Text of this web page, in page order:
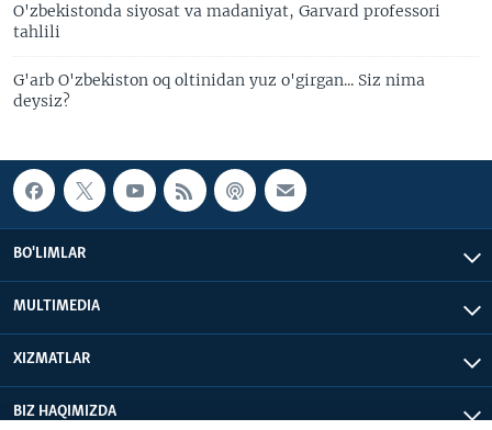
O'zbekistonda siyosat va madaniyat, Garvard professori
tahlili
G'arb O'zbekiston oq oltinidan yuz o'girgan... Siz nima
deysiz?
BO'LIMLAR
MULTIMEDIA
XIZMATLAR
BIZ HAQIMIZDA